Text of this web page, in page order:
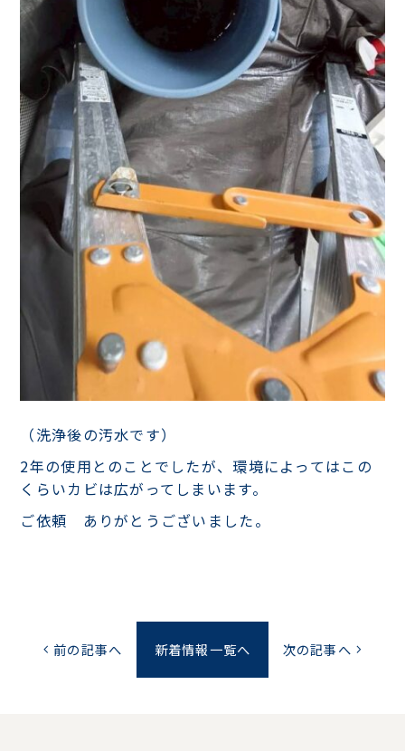
（洗浄後の汚水です）
2年の使用とのことでしたが、環境によってはこの
くらいカビは広がってしまいます。
ご依頼 ありがとうございました。
chevron_left 前の記事へ 新着情報一覧へ 次の記事へ chevron_right